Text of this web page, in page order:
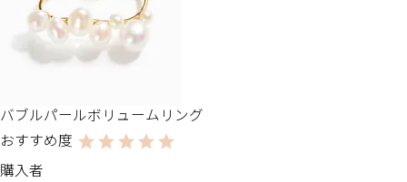
バブルパールボリュームリング
購入者